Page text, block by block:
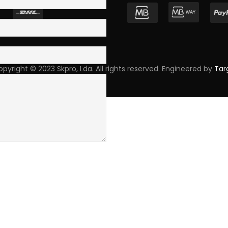
© 2023 Skpro, Lda. All rights reserved. Engineered by